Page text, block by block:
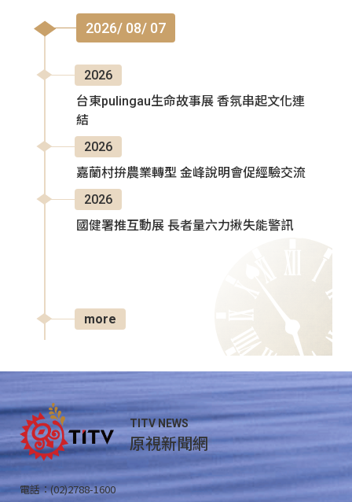
2026/ 08/ 07
2026
台東pulingau生命故事展 香氛串起文化連
結
2026
嘉蘭村拚農業轉型 金峰說明會促經驗交流
2026
國健署推互動展 長者量六力揪失能警訊
more
TITV NEWS
原視新聞網
電話：(02)2788-1600